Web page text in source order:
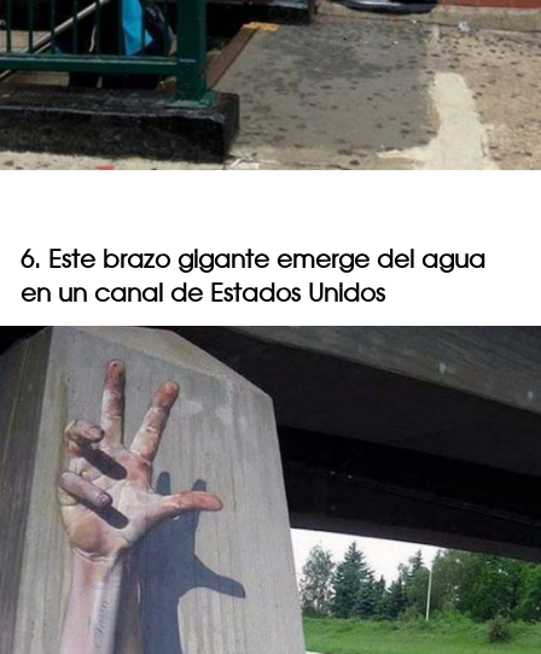
6. Este brazo gigante emerge del agua
en un canal de Estados Unidos